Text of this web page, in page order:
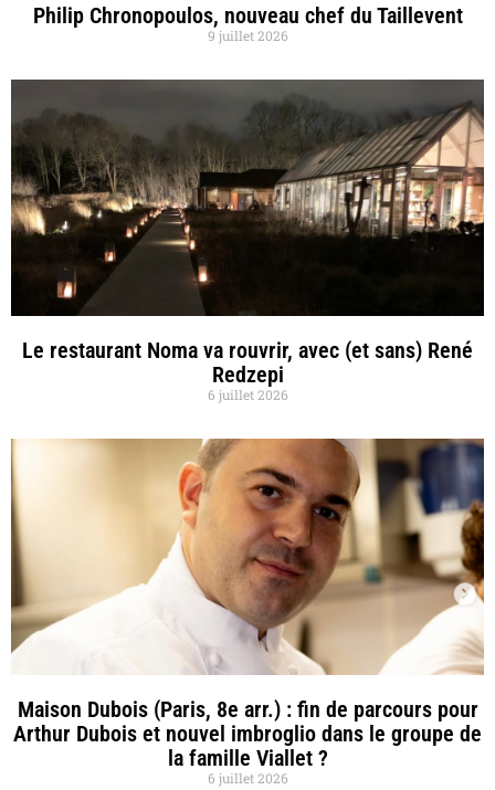
Philip Chronopoulos, nouveau chef du Taillevent
9 juillet 2026
Le restaurant Noma va rouvrir, avec (et sans) René
Redzepi
6 juillet 2026
Maison Dubois (Paris, 8e arr.) : fin de parcours pour
Arthur Dubois et nouvel imbroglio dans le groupe de
la famille Viallet ?
6 juillet 2026